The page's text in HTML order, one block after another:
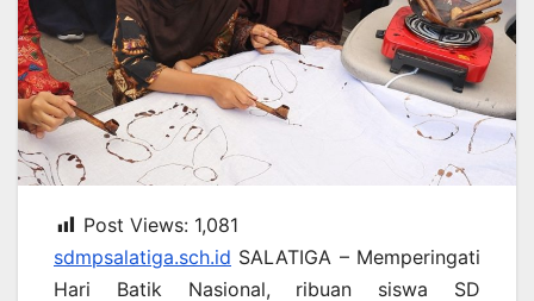
Post Views: 1,081
sdmpsalatiga.sch.id SALATIGA – Memperingati
Hari Batik Nasional, ribuan siswa SD